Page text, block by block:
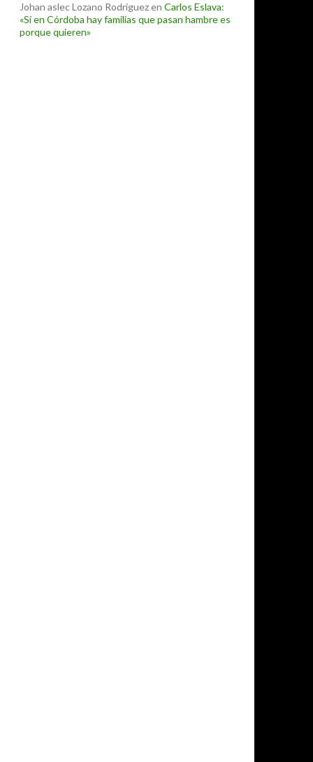
Johan aslec Lozano Rodríguezen Carlos Eslava:
«Si en Córdoba hay familias que pasan hambre es
porque quieren»